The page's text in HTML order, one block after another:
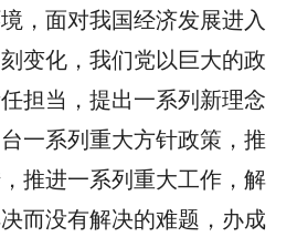
，面对我国经济发展进入
变化，我们党以巨大的政
担当，提出一系列新理念
一系列重大方针政策，推
推进一系列重大工作，解
而没有解决的难题，办成